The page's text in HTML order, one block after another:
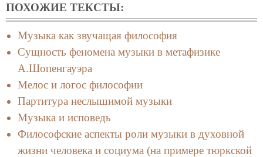
ПОХОЖИЕ ТЕКСТЫ:
Музыка как звучащая философия
Сущность феномена музыки в метафизике
А.Шопенгауэра
Мелос и логос философии
Партитура неслышимой музыки
Музыка и исповедь
Философские аспекты роли музыки в духовной
жизни человека и социума (на примере тюркской